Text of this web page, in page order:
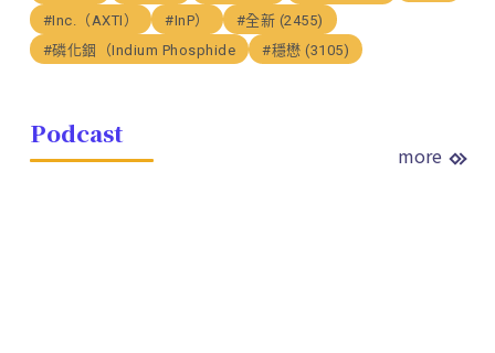
#Inc.（AXTI）
#InP）
#全新 (2455)
#磷化銦（Indium Phosphide
#穩懋 (3105)
Podcast
more